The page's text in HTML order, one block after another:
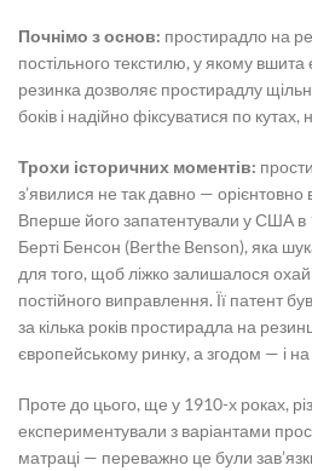
Почнімо з основ: простирадло на
постільного текстилю, у якому
резинка дозволяє простирадлу
боків і надійно фіксуватися по
Трохи історичних моментів:
з’явилися не так давно — орієнтовно
Вперше його запатентували у США в
Берті Бенсон (Berthe Benson), яка
для того, щоб ліжко залишалося
постійного виправлення. Її патент
за кілька років простирадла на
європейському ринку, а згодом — і на
Проте до цього, ще у 1910-х роках,
експериментували з варіантами
матраці — переважно це були